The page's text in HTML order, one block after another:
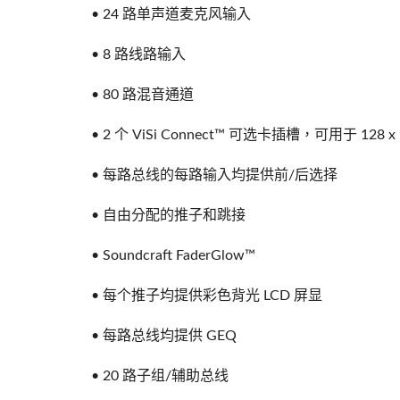
• 24 路单声道麦克风输入
• 8 路线路输入
• 80 路混音通道
• 2 个 ViSi Connect™ 可选卡插槽，可用于 128
• 每路总线的每路输入均提供前/后选择
• 自由分配的推子和跳接
• Soundcraft FaderGlow™
• 每个推子均提供彩色背光 LCD 屏显
• 每路总线均提供 GEQ
• 20 路子组/辅助总线